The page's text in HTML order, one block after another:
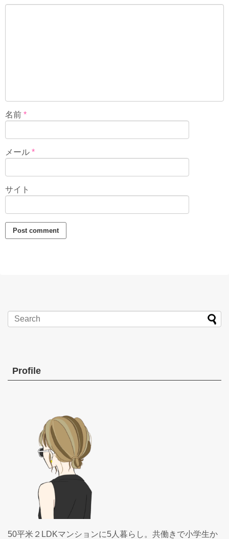
名前 *
メール *
サイト
Profile
50平米２LDKマンションに5人暮らし。共働きで小学生か